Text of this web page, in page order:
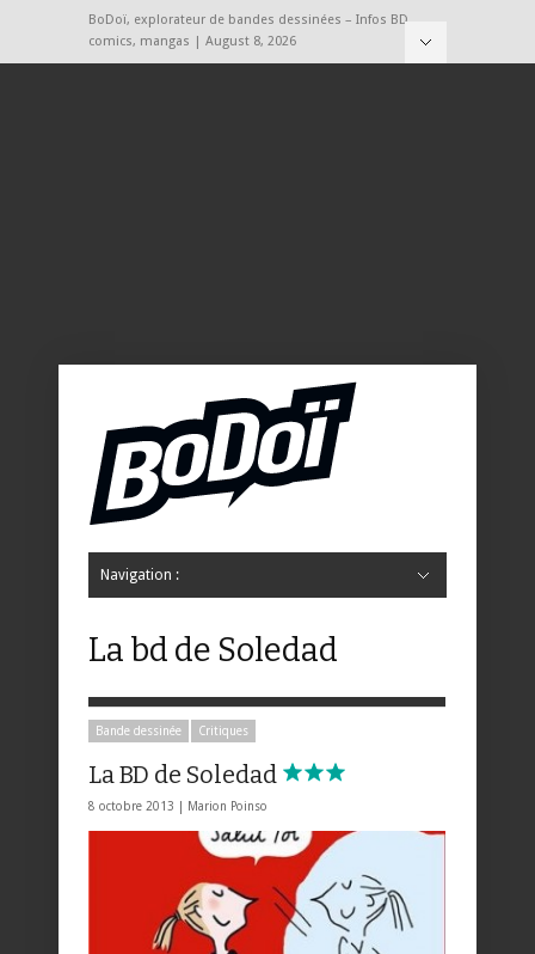
BoDoï, explorateur de bandes dessinées – Infos BD,
comics, mangas | August 8, 2026
Navigation :
La bd de Soledad
Bande dessinée Critiques
La BD de Soledad
8 octobre 2013 | Marion Poinso